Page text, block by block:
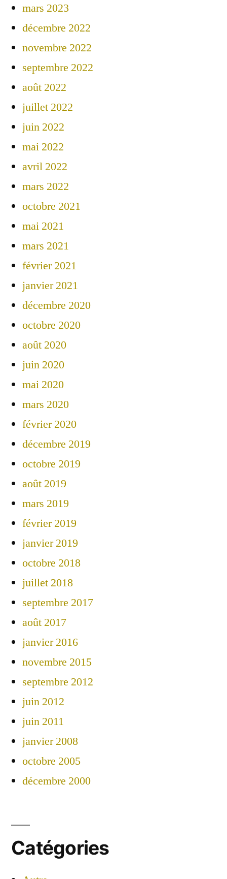
mars 2023
décembre 2022
novembre 2022
septembre 2022
août 2022
juillet 2022
juin 2022
mai 2022
avril 2022
mars 2022
octobre 2021
mai 2021
mars 2021
février 2021
janvier 2021
décembre 2020
octobre 2020
août 2020
juin 2020
mai 2020
mars 2020
février 2020
décembre 2019
octobre 2019
août 2019
mars 2019
février 2019
janvier 2019
octobre 2018
juillet 2018
septembre 2017
août 2017
janvier 2016
novembre 2015
septembre 2012
juin 2012
juin 2011
janvier 2008
octobre 2005
décembre 2000
Catégories